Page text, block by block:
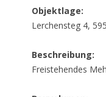
Objektlage:
Lerchensteg 4,
Beschreibung:
Freistehendes